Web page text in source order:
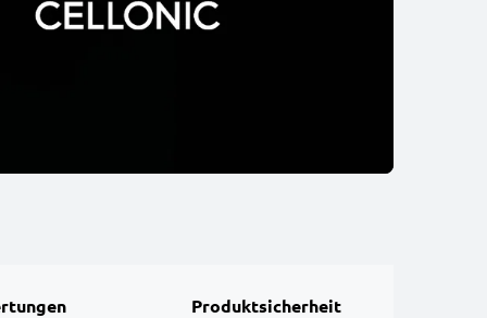
Produktsicherheit